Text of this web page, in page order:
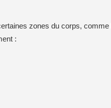
zones du corps,
: